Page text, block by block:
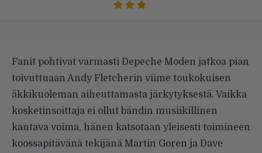
Fanit pohtivat varmasti Depeche Moden jatkoa pian
toivuttuaan Andy Fletcherin viime toukokuisen
äkkikuoleman aiheuttamasta järkytyksestä. Vaikka
kosketinsoittaja ei ollut bändin musiikillinen
kantava voima, hänen katsotaan yleisesti toimineen
koossapitävänä tekijänä Martin Goren ja Dave